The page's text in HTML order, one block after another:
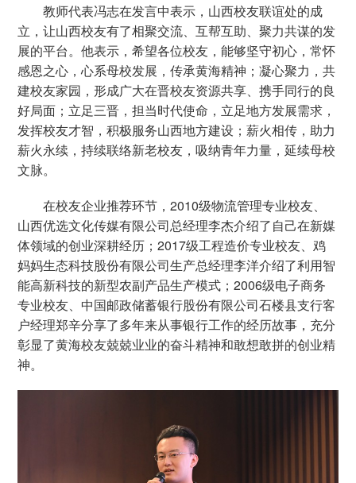
教师代表冯志在发言中表示，山西校友联谊处的成
立，让山西校友有了相聚交流、互帮互助、聚力共谋的发
展的平台。他表示，希望各位校友，能够坚守初心，常怀
感恩之心，心系母校发展，传承黄海精神；凝心聚力，共
建校友家园，形成广大在晋校友资源共享、携手同行的良
好局面；立足三晋，担当时代使命，立足地方发展需求，
发挥校友才智，积极服务山西地方建设；薪火相传，助力
薪火永续，持续联络新老校友，吸纳青年力量，延续母校
文脉。
在校友企业推荐环节，2010级物流管理专业校友、
山西优选文化传媒有限公司总经理李杰介绍了自己在新媒
体领域的创业深耕经历；2017级工程造价专业校友、鸡
妈妈生态科技股份有限公司生产总经理李洋介绍了利用智
能高新科技的新型农副产品生产模式；2006级电子商务
专业校友、中国邮政储蓄银行股份有限公司石楼县支行客
户经理郑辛分享了多年来从事银行工作的经历故事，充分
彰显了黄海校友兢兢业业的奋斗精神和敢想敢拼的创业精
神。